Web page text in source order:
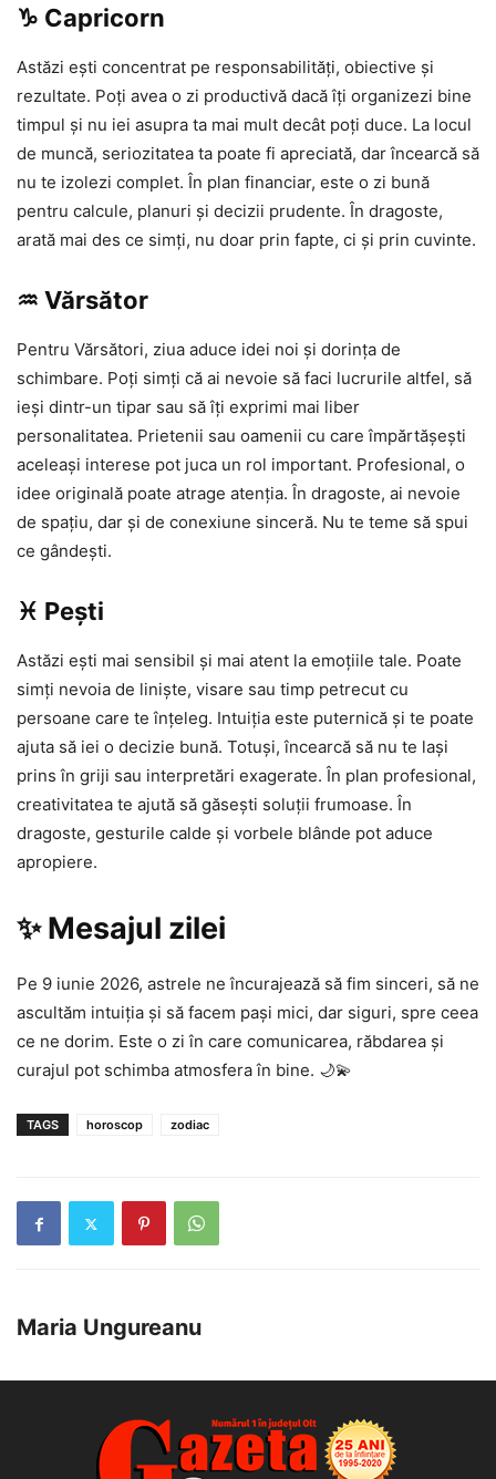
♑ Capricorn
Astăzi ești concentrat pe responsabilități, obiective și
rezultate. Poți avea o zi productivă dacă îți organizezi bine
timpul și nu iei asupra ta mai mult decât poți duce. La locul
de muncă, seriozitatea ta poate fi apreciată, dar încearcă să
nu te izolezi complet. În plan financiar, este o zi bună
pentru calcule, planuri și decizii prudente. În dragoste,
arată mai des ce simți, nu doar prin fapte, ci și prin cuvinte.
♒ Vărsător
Pentru Vărsători, ziua aduce idei noi și dorința de
schimbare. Poți simți că ai nevoie să faci lucrurile altfel, să
ieși dintr-un tipar sau să îți exprimi mai liber
personalitatea. Prietenii sau oamenii cu care împărtășești
aceleași interese pot juca un rol important. Profesional, o
idee originală poate atrage atenția. În dragoste, ai nevoie
de spațiu, dar și de conexiune sinceră. Nu te teme să spui
ce gândești.
♓ Pești
Astăzi ești mai sensibil și mai atent la emoțiile tale. Poate
simți nevoia de liniște, visare sau timp petrecut cu
persoane care te înțeleg. Intuiția este puternică și te poate
ajuta să iei o decizie bună. Totuși, încearcă să nu te lași
prins în griji sau interpretări exagerate. În plan profesional,
creativitatea te ajută să găsești soluții frumoase. În
dragoste, gesturile calde și vorbele blânde pot aduce
apropiere.
✨ Mesajul zilei
Pe 9 iunie 2026, astrele ne încurajează să fim sinceri, să ne
ascultăm intuiția și să facem pași mici, dar siguri, spre ceea
ce ne dorim. Este o zi în care comunicarea, răbdarea și
curajul pot schimba atmosfera în bine. 🌙💫
TAGS horoscop zodiac
Maria Ungureanu